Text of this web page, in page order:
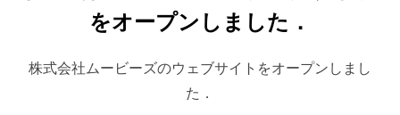
をオープンしました．
株式会社ムービーズのウェブサイトをオープンしまし
た．